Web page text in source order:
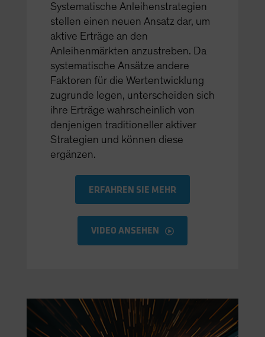
Systematische Anleihenstrategien
stellen einen neuen Ansatz dar, um
aktive Erträge an den
Anleihenmärkten anzustreben. Da
systematische Ansätze andere
Faktoren für die Wertentwicklung
zugrunde legen, unterscheiden sich
ihre Erträge wahrscheinlich von
denjenigen traditioneller aktiver
Strategien und können diese
ergänzen.
ERFAHREN SIE MEHR
VIDEO ANSEHEN